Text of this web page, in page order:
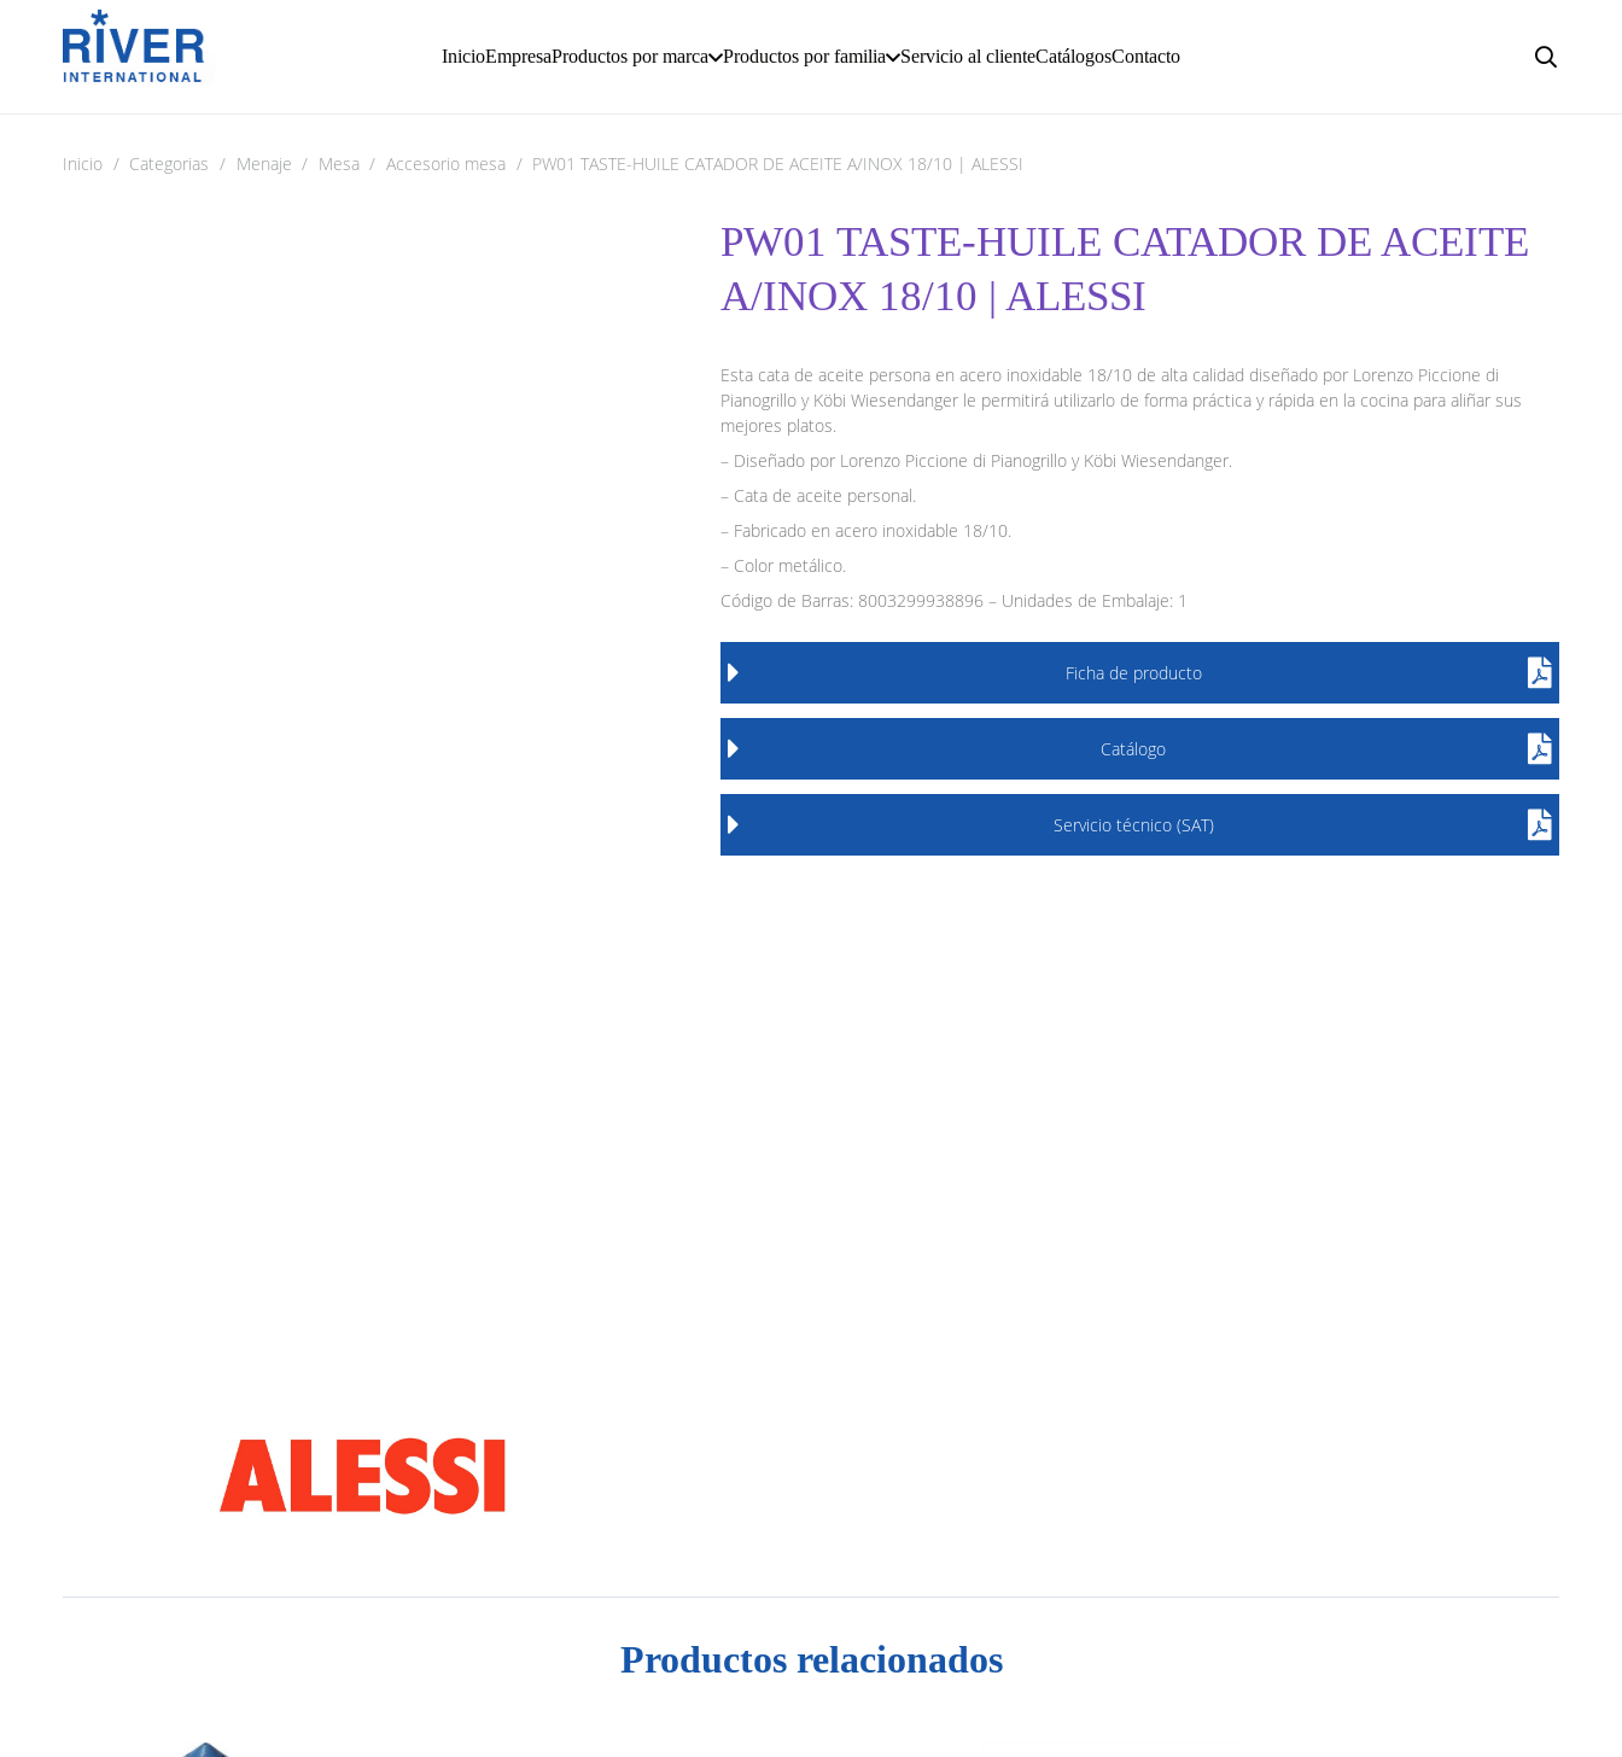
InicioEmpresaProductos por marca Productos por familia Servicio al clienteCatálogosContacto
Inicio / Categorias / Menaje / Mesa / Accesorio mesa / PW01 TASTE-HUILE CATADOR DE ACEITE A/INOX 18/10 | ALESSI
PW01 TASTE-HUILE CATADOR DE ACEITE
A/INOX 18/10 | ALESSI
Esta cata de aceite persona en acero inoxidable 18/10 de alta calidad diseñado por Lorenzo Piccione di
Pianogrillo y Köbi Wiesendanger le permitirá utilizarlo de forma práctica y rápida en la cocina para aliñar sus
mejores platos.
– Diseñado por Lorenzo Piccione di Pianogrillo y Köbi Wiesendanger.
– Cata de aceite personal.
– Fabricado en acero inoxidable 18/10.
– Color metálico.
Código de Barras: 8003299938896 – Unidades de Embalaje: 1
Ficha de producto
Catálogo
Servicio técnico (SAT)
Productos relacionados